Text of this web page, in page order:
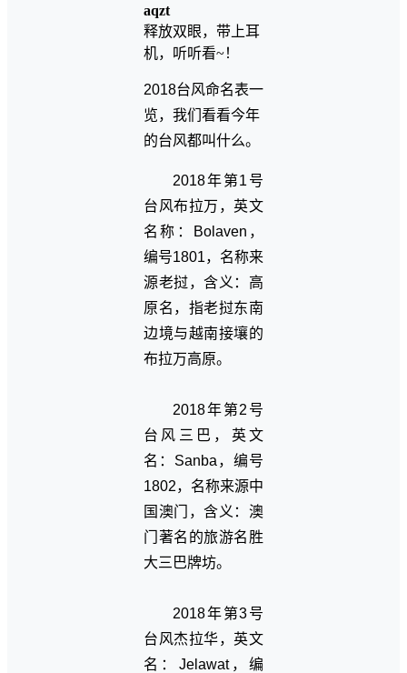
aqzt
释放双眼，带上耳
机，听听看~！
2018台风命名表一
览，我们看看今年
的台风都叫什么。
2018年第1号
台风布拉万，英文
名称：Bolaven，
编号1801，名称来
源老挝，含义：高
原名，指老挝东南
边境与越南接壤的
布拉万高原。
2018年第2号
台风三巴，英文
名：Sanba，编号
1802，名称来源中
国澳门，含义：澳
门著名的旅游名胜
大三巴牌坊。
2018年第3号
台风杰拉华，英文
名：Jelawat，编